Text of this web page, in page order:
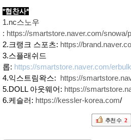
*협찬사*
1.nc스노우
: https://smartstore.naver.com/snowa/
2.크랭크 스포츠: https://
3.스플래쉬드
롭: https://smartstore.naver.com/
4.익스트림왁스: https://
5.DOLL 아웃웨어: https://
6.케슬러: https://kessler-korea.com/
추천 수 2